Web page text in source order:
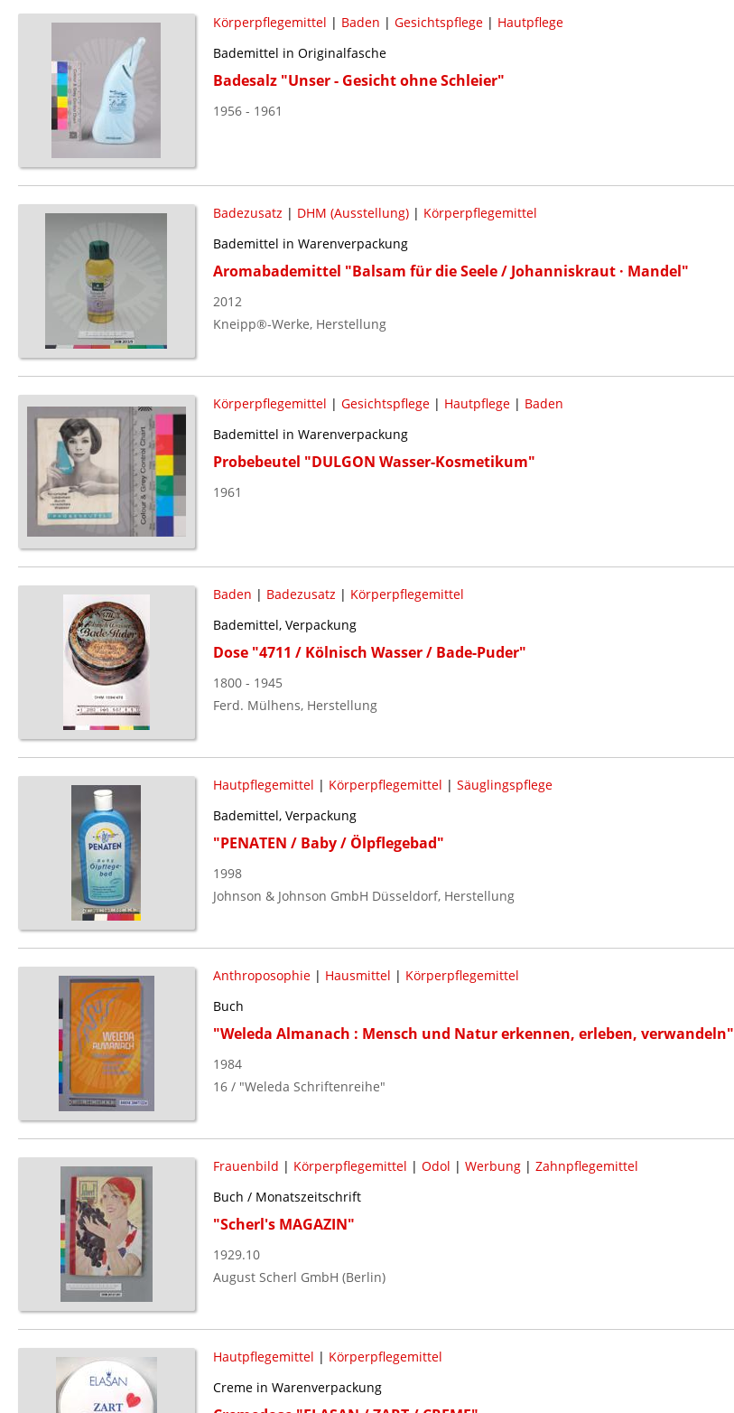
Körperpflegemittel | Baden | Gesichtspflege| Hautpflege
Bademittel in Originalfasche
Badesalz "Unser - Gesicht ohne Schleier"
1956 - 1961
Badezusatz | DHM (Ausstellung)| Körperpflegemittel
Bademittel in Warenverpackung
Aromabademittel "Balsam für die Seele / Johanniskraut · Mandel"
2012
Kneipp®-Werke, Herstellung
Körperpflegemittel | Gesichtspflege| Hautpflege| Baden
Bademittel in Warenverpackung
Probebeutel "DULGON Wasser-Kosmetikum"
1961
Baden | Badezusatz | Körperpflegemittel
Bademittel, Verpackung
Dose "4711 / Kölnisch Wasser / Bade-Puder"
1800 - 1945
Ferd. Mülhens, Herstellung
Hautpflegemittel | Körperpflegemittel | Säuglingspflege
Bademittel, Verpackung
"PENATEN / Baby / Ölpflegebad"
1998
Johnson & Johnson GmbH Düsseldorf, Herstellung
Anthroposophie| Hausmittel | Körperpflegemittel
Buch
"Weleda Almanach : Mensch und Natur erkennen, erleben, verwandeln"
1984
16 / "Weleda Schriftenreihe"
Frauenbild | Körperpflegemittel | Odol | Werbung| Zahnpflegemittel
Buch / Monatszeitschrift
"Scherl's MAGAZIN"
1929.10
August Scherl GmbH (Berlin)
Hautpflegemittel | Körperpflegemittel
Creme in Warenverpackung